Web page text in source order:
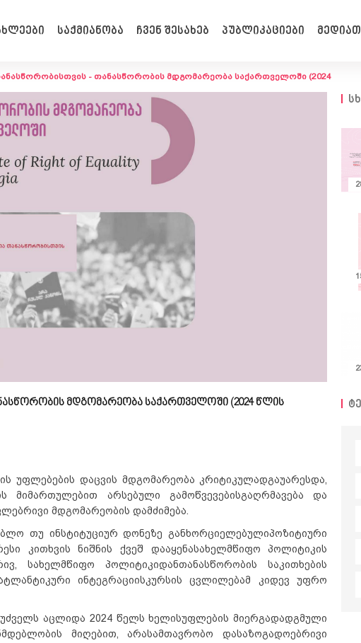
საქმიანობა ჩვენ შესახებ პუბლიკაციები
- თანასწორობის მდგომარეობა საქართველოში (2024
მდგომარეობა საქართველოში (2024 წლის
უფლებების დაცვის მდგომარეობა კრიტიკულადგაუარესდა,
არსებული გამოწვევებისგაღრმავება და
მდგომარეობის დამძიმება.
თუ ინსტიტუციურ დონეზე განხორციელებულიპოზიტიური
კითხვის ნიშნის ქვეშ დააყენასახელმწიფო პოლიტიკის
სახელმწიფო პოლიტიკიდანთანასწორობის საკითხების
ინტეგრაციისკურსის ცვლილებამ კიდევ უფრო
აცლიდა 2024 წელს ხელისუფლების მიერგადადგმული
მიღებით, არასამთავრობო დასაზოგადოებრივი